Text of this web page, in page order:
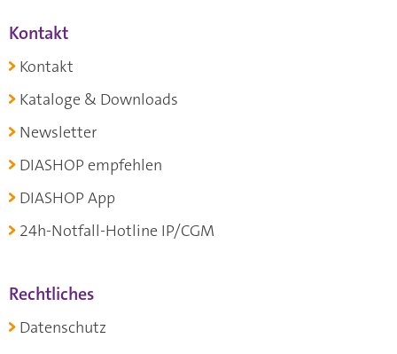
Kontakt
Kontakt
Kataloge & Downloads
Newsletter
DIASHOP empfehlen
DIASHOP App
24h-Notfall-Hotline IP/CGM
Rechtliches
Datenschutz